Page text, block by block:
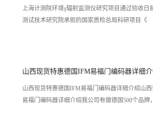
上海计测院环境γ辐射监测仪研究项目通过验收日
测试技术研究院承担的国家质检总局科研项目《
山西现货特惠德国IFM易福门编码器详细
山西现货特惠德国IFM易福门编码器详细介绍山
易福门编码器详细介绍我公司有做德国500个品牌，